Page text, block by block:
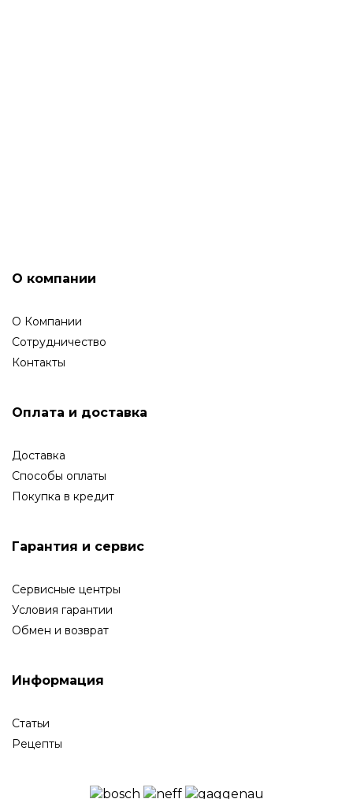
О компании
О Компании
Сотрудничество
Контакты
Оплата и доставка
Доставка
Способы оплаты
Покупка в кредит
Гарантия и сервис
Сервисные центры
Условия гарантии
Обмен и возврат
Информация
Статьи
Рецепты